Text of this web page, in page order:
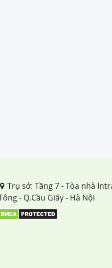
Trụ sở: Tầng 7 - Tòa nhà
- Q.Cầu Giấy - Hà Nội